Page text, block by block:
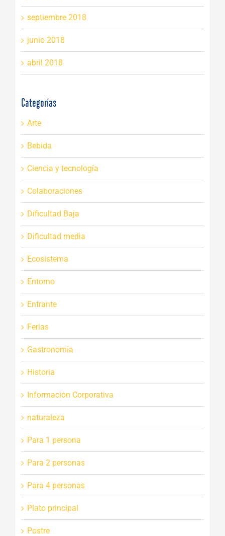
septiembre 2018
junio 2018
abril 2018
Categorías
Arte
Bebida
Ciencia y tecnología
Colaboraciones
Dificultad Baja
Dificultad media
Ecosistema
Entorno
Entrante
Ferias
Gastronomía
Historia
Información Corporativa
naturaleza
Para 1 persona
Para 2 personas
Para 4 personas
Plato principal
Postre